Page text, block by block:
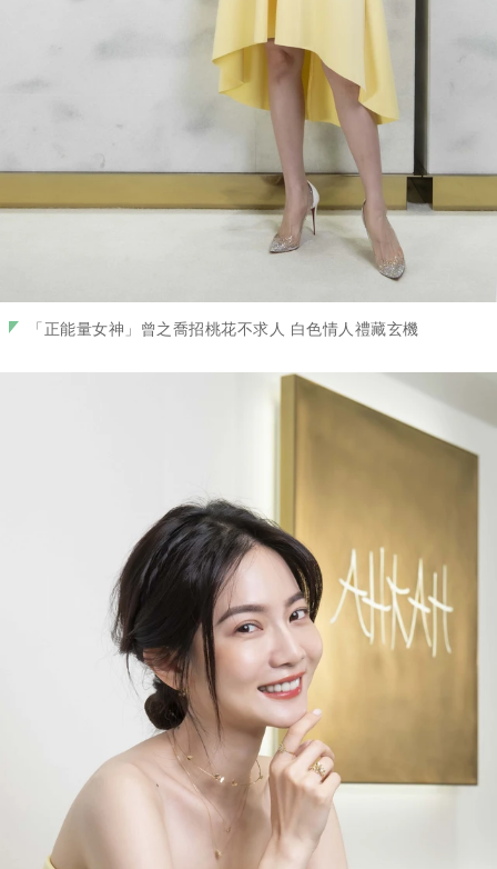
「正能量女神」曾之喬招桃花不求人 白色情人禮藏玄機